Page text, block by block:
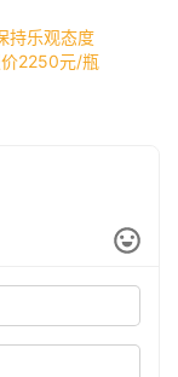
持乐观态度
2250元/瓶